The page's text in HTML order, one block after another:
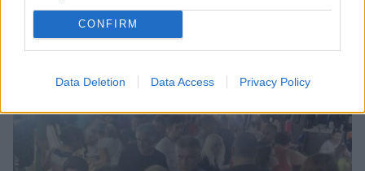
CONFIRM
Data Deletion Data Access Privacy Policy
Σχετικά Άρθρα